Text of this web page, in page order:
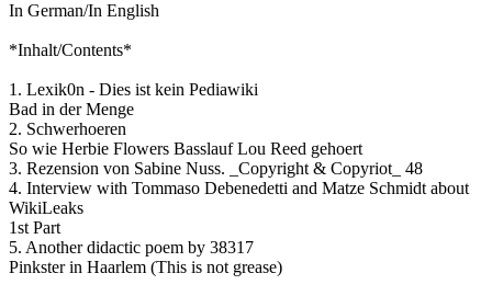
In German/In English
*Inhalt/Contents*
1. Lexik0n - Dies ist kein Pediawiki
Bad in der Menge
2. Schwerhoeren
So wie Herbie Flowers Basslauf Lou Reed gehoert
3. Rezension von Sabine Nuss. _Copyright & Copyriot_ 48
4. Interview with Tommaso Debenedetti and Matze Schmidt about
WikiLeaks
1st Part
5. Another didactic poem by 38317
Pinkster in Haarlem (This is not grease)